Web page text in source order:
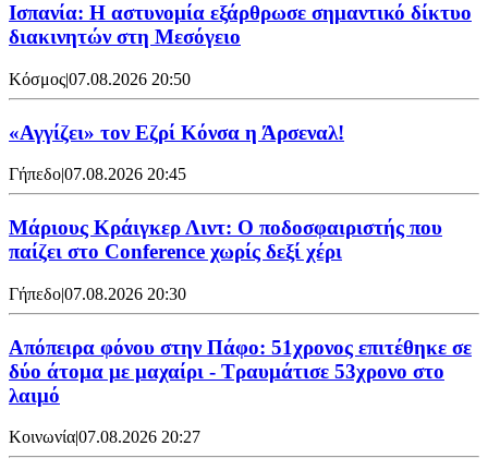
Ισπανία: Η αστυνομία εξάρθρωσε σημαντικό δίκτυο
διακινητών στη Μεσόγειο
Κόσμος|07.08.2026 20:50
«Αγγίζει» τον Εζρί Κόνσα η Άρσεναλ!
Γήπεδο|07.08.2026 20:45
Μάριους Κράιγκερ Λιντ: Ο ποδοσφαιριστής που
παίζει στο Conference χωρίς δεξί χέρι
Γήπεδο|07.08.2026 20:30
Απόπειρα φόνου στην Πάφο: 51χρονος επιτέθηκε σε
δύο άτομα με μαχαίρι - Τραυμάτισε 53χρονο στο
λαιμό
Κοινωνία|07.08.2026 20:27